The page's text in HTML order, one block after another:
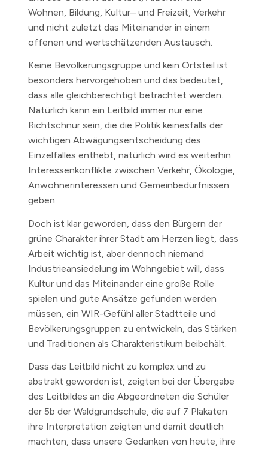
Wohnen, Bildung, Kultur– und Freizeit, Verkehr
und nicht zuletzt das Miteinander in einem
offenen und wertschätzenden Austausch.
Keine Bevölkerungsgruppe und kein Ortsteil ist
besonders hervorgehoben und das bedeutet,
dass alle gleichberechtigt betrachtet werden.
Natürlich kann ein Leitbild immer nur eine
Richtschnur sein, die die Politik keinesfalls der
wichtigen Abwägungsentscheidung des
Einzelfalles enthebt, natürlich wird es weiterhin
Interessenkonflikte zwischen Verkehr, Ökologie,
Anwohnerinteressen und Gemeinbedürfnissen
geben.
Doch ist klar geworden, dass den Bürgern der
grüne Charakter ihrer Stadt am Herzen liegt, dass
Arbeit wichtig ist, aber dennoch niemand
Industrieansiedelung im Wohngebiet will, dass
Kultur und das Miteinander eine große Rolle
spielen und gute Ansätze gefunden werden
müssen, ein WIR-Gefühl aller Stadtteile und
Bevölkerungsgruppen zu entwickeln, das Stärken
und Traditionen als Charakteristikum beibehält.
Dass das Leitbild nicht zu komplex und zu
abstrakt geworden ist, zeigten bei der Übergabe
des Leitbildes an die Abgeordneten die Schüler
der 5b der Waldgrundschule, die auf 7 Plakaten
ihre Interpretation zeigten und damit deutlich
machten, dass unsere Gedanken von heute, ihre